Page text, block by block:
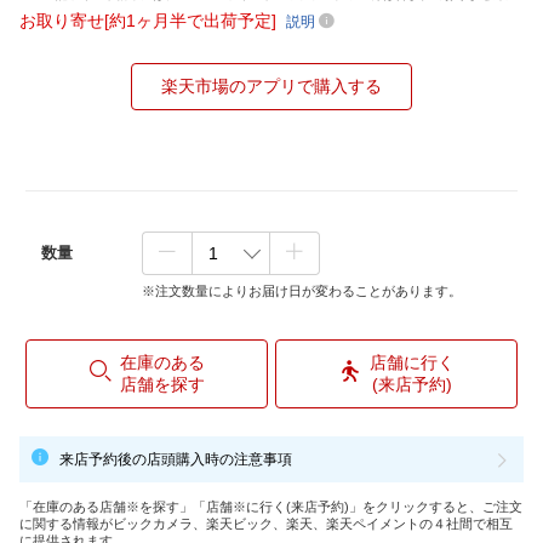
お取り寄せ[約1ヶ月半で出荷予定] 説明
楽天市場のアプリで購入する
数量
※注文数量によりお届け日が変わることがあります。
在庫のある
店舗を探す
店舗に行く
(来店予約)
来店予約後の店頭購入時の注意事項
「在庫のある店舗※を探す」「店舗※に行く(来店予約)」をクリックすると、ご注文
に関する情報がビックカメラ、楽天ビック、楽天、楽天ペイメントの４社間で相互
に提供されます。